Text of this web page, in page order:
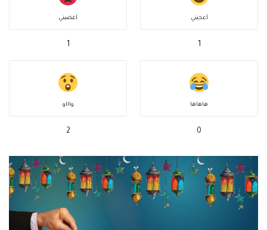
أعجبني
1
أغضبني
1
هاهاها
0
واااو
2